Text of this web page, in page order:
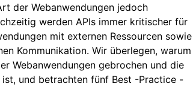
der Webanwendungen jedoch
werden APIs immer kritischer für
mit externen Ressourcen sowie
Kommunikation. Wir überlegen, warum
Webanwendungen gebrochen und die
und betrachten fünf Best -Practice -